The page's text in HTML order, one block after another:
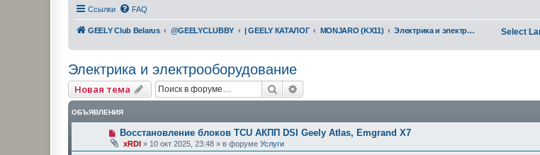
Ссылки FAQ
GEELY Club Belarus @GEELYCLUBBY | GEELY КАТАЛОГ MONJARO (KX11) Электрика и электрооборудование Select
Электрика и электрооборудование
Новая тема Поиск
ОБЪЯВЛЕНИЯ
Восстановление блоков TCU АКПП DSI Geely Atlas, Emgrand X7
xRDI » 10 окт 2025, 23:48 » в форуме Услуги